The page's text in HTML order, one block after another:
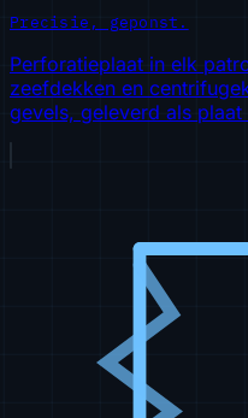
Precisie, geponst.
Perforatieplaat in elk
zeefdekken en
gevels, geleverd als